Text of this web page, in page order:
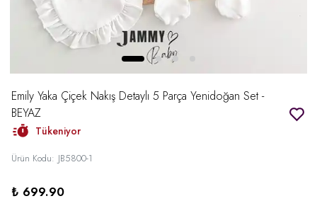
Emily Yaka Çiçek Nakış Detaylı 5 Parça Yenidoğan Set -
BEYAZ
Tükeniyor
Ürün Kodu: JB5800-1
₺ 699.90